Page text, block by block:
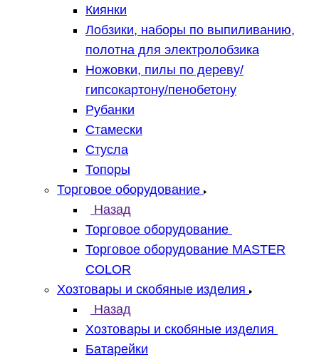
Киянки
Лобзики, наборы по выпиливанию,
полотна для электролобзика
Ножовки, пилы по дереву/
гипсокартону/пенобетону
Рубанки
Стамески
Стусла
Топоры
Торговое оборудование
Назад
Торговое оборудование
Торговое оборудование MASTER
COLOR
Хозтовары и скобяные изделия
Назад
Хозтовары и скобяные изделия
Батарейки